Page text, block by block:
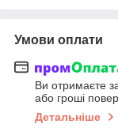
Умови оплати
Ви отримаєте
або гроші
Детальніше